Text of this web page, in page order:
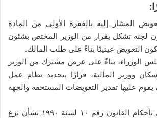
المشار إليه بالفقرة الأولى من المادة
لجنة تشكل بقرار من الوزير المختص بشئون
التعويض عينينًا بناءً على طلب المالك.
الوزراء، بناءً على عرض مشترك من الوزير
ووزير المالية، قرارًا بتحديد نظام عمل
عليها تقدير التعويضات المستحقة والجهة
↩ ومع عدم الإخلال بأحكام القانون رقم ١٠ لسنة ١٩٩٠ بشأن نزع